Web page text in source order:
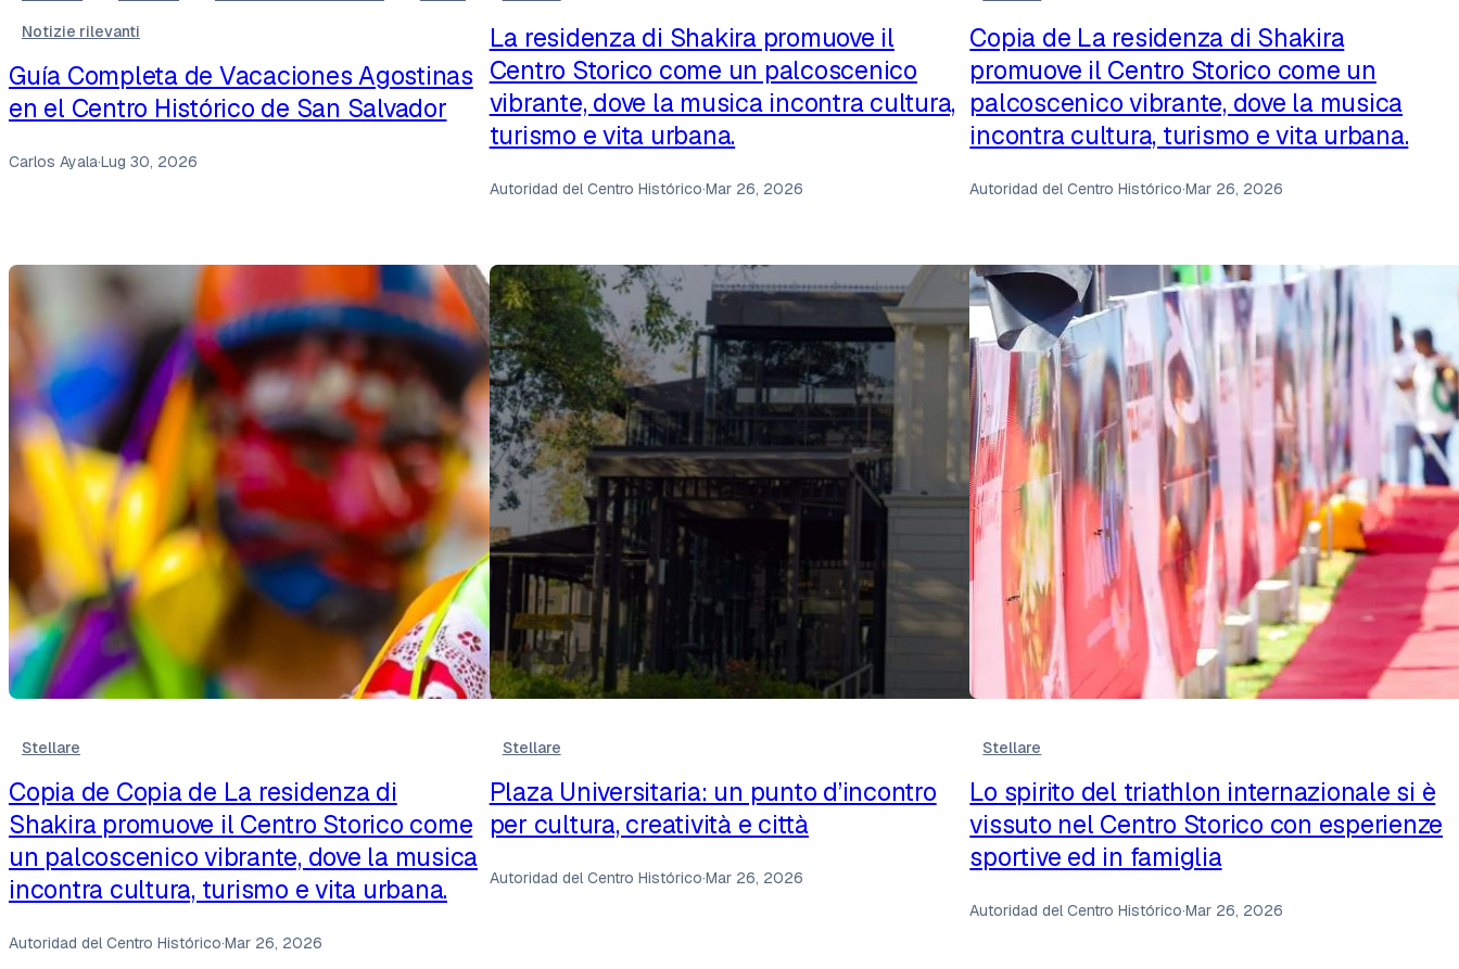
Notizie rilevanti
Guía Completa de Vacaciones Agostinas
en el Centro Histórico de San Salvador
Carlos Ayala·Lug 30, 2026
La residenza di Shakira promuove il
Centro Storico come un palcoscenico
vibrante, dove la musica incontra cultura,
turismo e vita urbana.
Autoridad del Centro Histórico·Mar 26, 2026
Copia de La residenza di Shakira
promuove il Centro Storico come un
palcoscenico vibrante, dove la musica
incontra cultura, turismo e vita urbana.
Autoridad del Centro Histórico·Mar 26, 2026
Stellare
Copia de Copia de La residenza di
Shakira promuove il Centro Storico come
un palcoscenico vibrante, dove la musica
incontra cultura, turismo e vita urbana.
Autoridad del Centro Histórico·Mar 26, 2026
Stellare
Plaza Universitaria: un punto d’incontro
per cultura, creatività e città
Autoridad del Centro Histórico·Mar 26, 2026
Stellare
Lo spirito del triathlon internazionale si è
vissuto nel Centro Storico con esperienze
sportive ed in famiglia
Autoridad del Centro Histórico·Mar 26, 2026